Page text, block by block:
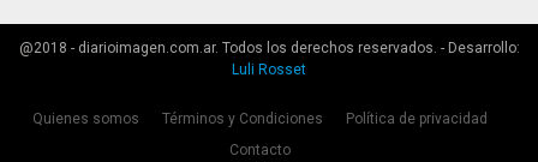
@2018 - diarioimagen.com.ar. Todos los derechos reservados. - Desarrollo:
Luli Rosset
Quienes somos Términos y Condiciones
Política de privacidad
Contacto